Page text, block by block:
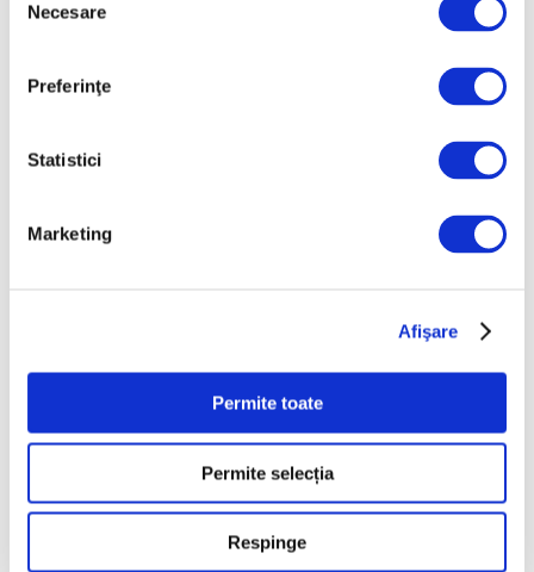
consimțământului
Necesare
Preferinţe
Statistici
Marketing
Afişare
Permite toate
Permite selecția
Respinge
weekendul 7 – 9 august
„Disclosures”, expoziție
internațională de grup la Muzeul
Național al Literaturii Române